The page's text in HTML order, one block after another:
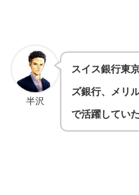
半沢
スイス銀行東
ズ銀行、メリ
で活躍してい